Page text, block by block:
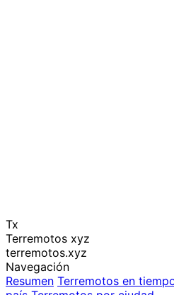
Tx
Terremotos xyz
terremotos.xyz
Navegación
Resumen Terremotos en